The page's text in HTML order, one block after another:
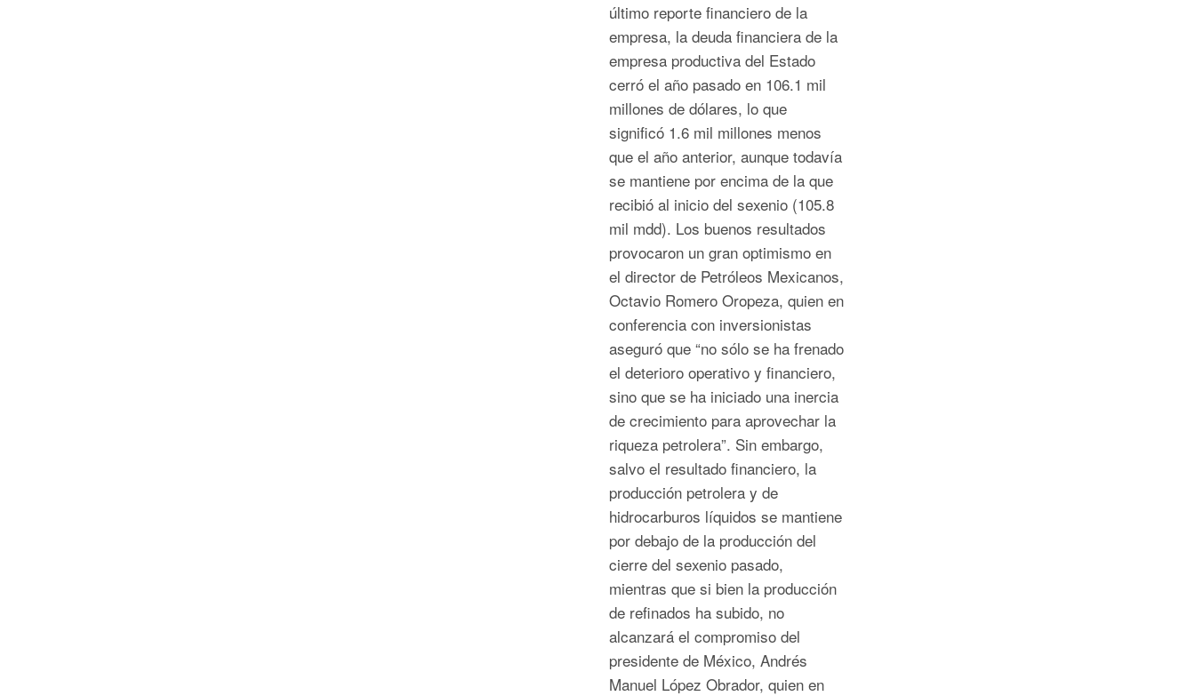
último reporte financiero de la
empresa, la deuda financiera de la
empresa productiva del Estado
cerró el año pasado en 106.1 mil
millones de dólares, lo que
significó 1.6 mil millones menos
que el año anterior, aunque todavía
se mantiene por encima de la que
recibió al inicio del sexenio (105.8
mil mdd). Los buenos resultados
provocaron un gran optimismo en
el director de Petróleos Mexicanos,
Octavio Romero Oropeza, quien en
conferencia con inversionistas
aseguró que “no sólo se ha frenado
el deterioro operativo y financiero,
sino que se ha iniciado una inercia
de crecimiento para aprovechar la
riqueza petrolera”. Sin embargo,
salvo el resultado financiero, la
producción petrolera y de
hidrocarburos líquidos se mantiene
por debajo de la producción del
cierre del sexenio pasado,
mientras que si bien la producción
de refinados ha subido, no
alcanzará el compromiso del
presidente de México, Andrés
Manuel López Obrador, quien en